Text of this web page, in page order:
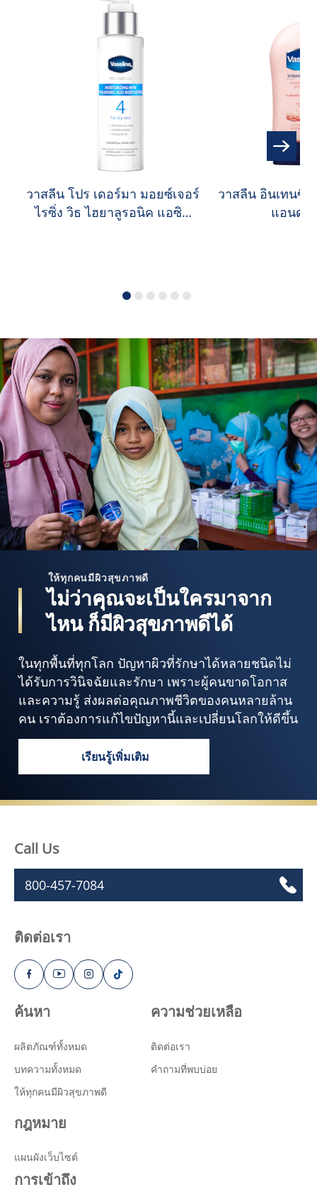
วาสลีน โปร เดอร์มา มอยซ์เจอร์
ไรซิ่ง วิธ ไฮยาลูรอนิค แอซิด
วาสลีน อินเทนซี
แอนด์ เ
ให้ทุกคนมีผิวสุขภาพดี
ไม่ว่าคุณจะเป็นใครมาจาก
ไหน ก็มีผิวสุขภาพดีได้
ในทุกพื้นที่ทุกโลก ปัญหาผิวที่รักษาได้หลายชนิดไม่
ได้รับการวินิจฉัยและรักษา เพราะผู้คนขาดโอกาส
และความรู้ ส่งผลต่อคุณภาพชีวิตของคนหลายล้าน
คน เราต้องการแก้ไขปัญหานี้และเปลี่ยนโลกให้ดีขึ้น
เรียนรู้เพิ่มเติม
ไม่ว่าคุณจะเป็นใครมาจากไหน ก็มีผิวสุข
ค้นหา
ผลิตภัณฑ์ทั้งหมด
บทความทั้งหมด
ให้ทุกคนมีผิวสุขภาพดี
ความช่วยเหลือ
ติดต่อเรา
คำถามที่พบบ่อย
กฎหมาย
แผนผังเว็บไซต์
การเข้าถึง
Call Us
800-457-7084
ติดต่อเรา